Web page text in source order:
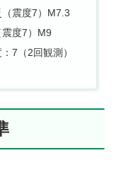
（震度7）M7.3
震度7）M9
7（2回観測）